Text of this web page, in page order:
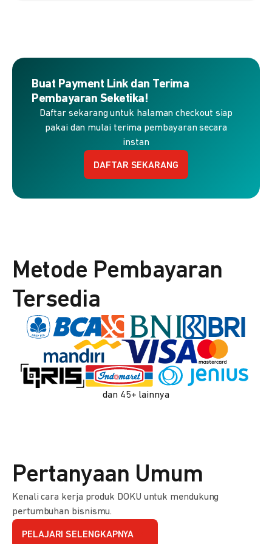
Buat Payment Link dan Terima
Pembayaran Seketika!
Daftar sekarang untuk halaman checkout siap
pakai dan mulai terima pembayaran secara
instan
DAFTAR SEKARANG
Metode Pembayaran
Tersedia
dan 45+ lainnya
Pertanyaan Umum
Kenali cara kerja produk DOKU untuk mendukung
pertumbuhan bisnismu.
PELAJARI SELENGKAPNYA